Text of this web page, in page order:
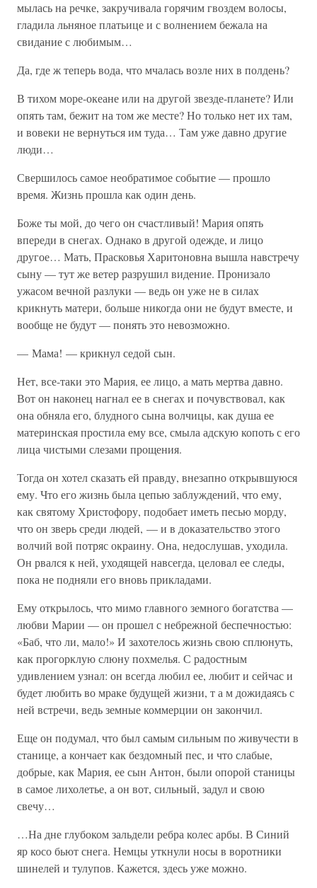
мылась на речке, закручивала горячим гвоздем волосы,
гладила льняное платьице и с волнением бежала на
свидание с любимым…
Да, где ж теперь вода, что мчалась возле них в полдень?
В тихом море-океане или на другой звезде-планете? Или
опять там, бежит на том же месте? Но только нет их там,
и вовеки не вернуться им туда… Там уже давно другие
люди…
Свершилось самое необратимое событие — прошло
время. Жизнь прошла как один день.
Боже ты мой, до чего он счастливый! Мария опять
впереди в снегах. Однако в другой одежде, и лицо
другое… Мать, Прасковья Харитоновна вышла навстречу
сыну — тут же ветер разрушил видение. Пронизало
ужасом вечной разлуки — ведь он уже не в силах
крикнуть матери, больше никогда они не будут вместе, и
вообще не будут — понять это невозможно.
— Мама! — крикнул седой сын.
Нет, все-таки это Мария, ее лицо, а мать мертва давно.
Вот он наконец нагнал ее в снегах и почувствовал, как
она обняла его, блудного сына волчицы, как душа ее
материнская простила ему все, смыла адскую копоть с его
лица чистыми слезами прощения.
Тогда он хотел сказать ей правду, внезапно открывшуюся
ему. Что его жизнь была цепью заблуждений, что ему,
как святому Христофору, подобает иметь песью морду,
что он зверь среди людей, — и в доказательство этого
волчий вой потряс окраину. Она, недослушав, уходила.
Он рвался к ней, уходящей навсегда, целовал ее следы,
пока не подняли его вновь прикладами.
Ему открылось, что мимо главного земного богатства —
любви Марии — он прошел с небрежной беспечностью:
«Баб, что ли, мало!» И захотелось жизнь свою сплюнуть,
как прогорклую слюну похмелья. С радостным
удивлением узнал: он всегда любил ее, любит и сейчас и
будет любить во мраке будущей жизни, т а м дожидаясь с
ней встречи, ведь земные коммерции он закончил.
Еще он подумал, что был самым сильным по живучести в
станице, а кончает как бездомный пес, и что слабые,
добрые, как Мария, ее сын Антон, были опорой станицы
в самое лихолетье, а он вот, сильный, задул и свою
свечу…
…На дне глубоком зальдели ребра колес арбы. В Синий
яр косо бьют снега. Немцы уткнули носы в воротники
шинелей и тулупов. Кажется, здесь уже можно.